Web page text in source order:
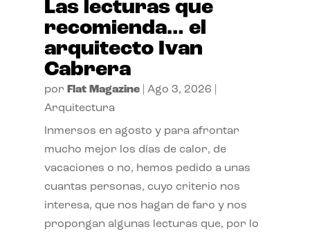
Las lecturas que
recomienda… el
arquitecto Ivan
Cabrera
por Flat Magazine| Ago 3, 2026
Arquitectura
Inmersos en agosto y para afrontar
mucho mejor los días de calor, de
vacaciones o no, hemos pedido a unas
cuantas personas, cuyo criterio nos
interesa, que nos hagan de faro y nos
propongan algunas lecturas que, por lo